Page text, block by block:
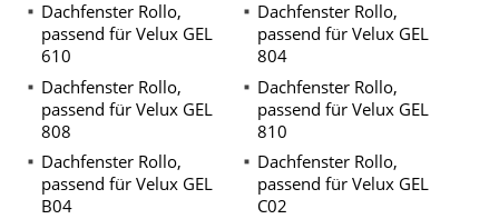
Dachfenster Rollo,
passend für Velux GEL
610
Dachfenster Rollo,
passend für Velux GEL
804
Dachfenster Rollo,
passend für Velux GEL
808
Dachfenster Rollo,
passend für Velux GEL
810
Dachfenster Rollo,
passend für Velux GEL
B04
Dachfenster Rollo,
passend für Velux GEL
C02